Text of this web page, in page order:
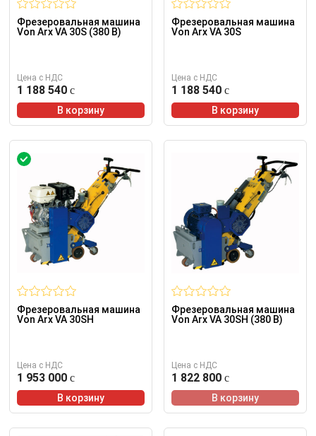
Фрезеровальная машина
Von Arx VA 30S (380 В)
Цена с НДС
1 188 540
В корзину
Фрезеровальная машина
Von Arx VA 30S
Цена с НДС
1 188 540
В корзину
Фрезеровальная машина
Von Arx VA 30SH
Цена с НДС
1 953 000
В корзину
Фрезеровальная машина
Von Arx VA 30SH (380 В)
Цена с НДС
1 822 800
В корзину